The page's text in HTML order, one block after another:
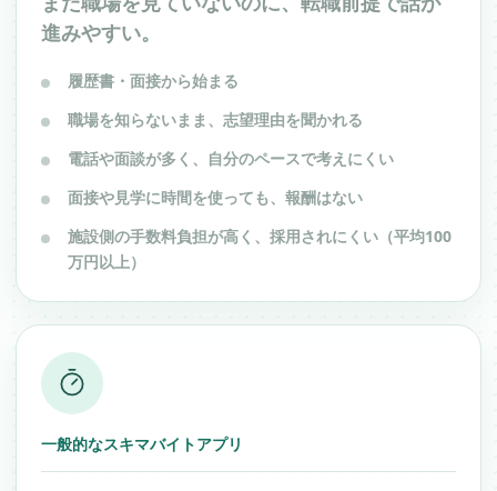
進みやすい。
履歴書・面接から始まる
職場を知らないまま、志望理由を聞かれる
電話や面談が多く、自分のペースで考えにくい
面接や見学に時間を使っても、報酬はない
施設側の手数料負担が高く、採用されにくい（平均100
万円以上）
一般的なスキマバイトアプリ